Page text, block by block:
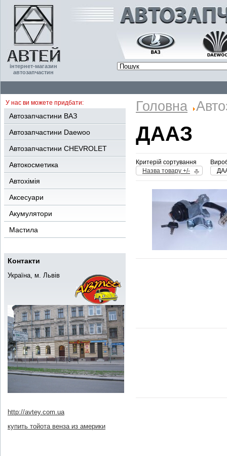
інтернет-магазин
автозапчастин
У нас ви можете придбати:
Автозапчастини ВАЗ
Автозапчастини Daewoo
Автозапчастини CHEVROLET
Автокосметика
Автохімія
Аксесуари
Акумулятори
Мастила
Контакти
Україна, м. Львів
http://avtey.com.ua
купить тойота венза из америки
Головна
ДААЗ
Критерій сортування
Назва товару +/-